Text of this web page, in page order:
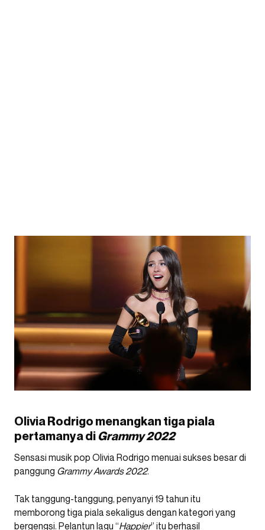
Olivia Rodrigo menangkan tiga piala
pertamanya di Grammy 2022
Sensasi musik pop Olivia Rodrigo menuai sukses besar di
panggung Grammy Awards 2022.
Tak tanggung-tanggung, penyanyi 19 tahun itu
memborong tiga piala sekaligus dengan kategori yang
bergengsi. Pelantun lagu “Happier” itu berhasil